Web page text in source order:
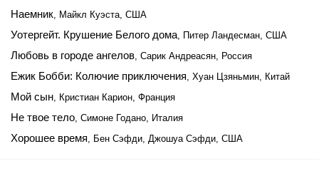
Наемник, Майкл Куэста, США
Уотергейт. Крушение Белого дома, Питер Ландесман, США
Любовь в городе ангелов, Сарик Андреасян, Россия
Ежик Бобби: Колючие приключения, Хуан Цзяньмин, Китай
Мой сын, Кристиан Карион, Франция
Не твое тело, Симоне Годано, Италия
Хорошее время, Бен Сэфди, Джошуа Сэфди, США